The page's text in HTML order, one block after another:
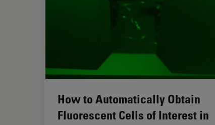
How to Automatically Obtain
Fluorescent Cells of Interest in